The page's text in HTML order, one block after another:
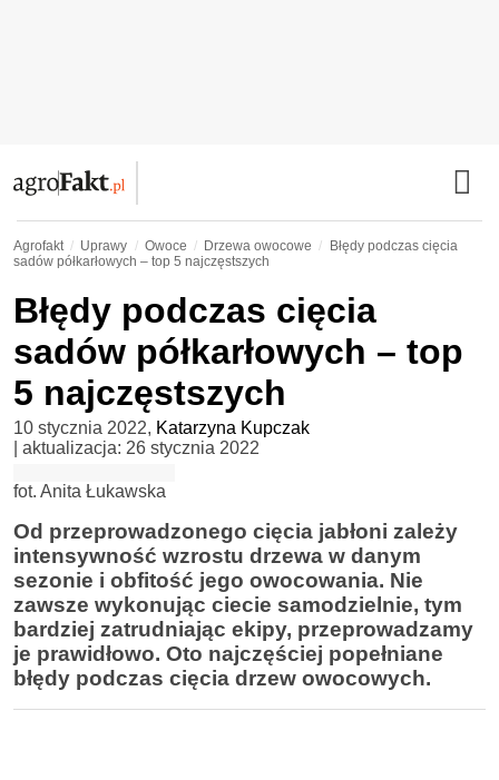
Agrofakt Uprawy Owoce Drzewa owocowe
Błędy podczas cięcia
sadów półkarłowych – top 5 najczęstszych
Błędy podczas cięcia
sadów półkarłowych – top
5 najczęstszych
10 stycznia 2022, Katarzyna Kupczak
| aktualizacja: 26 stycznia 2022
fot. Anita Łukawska
Od przeprowadzonego cięcia jabłoni zależy
intensywność wzrostu drzewa w danym
sezonie i obfitość jego owocowania. Nie
zawsze wykonując ciecie samodzielnie, tym
bardziej zatrudniając ekipy, przeprowadzamy
je prawidłowo. Oto najczęściej popełniane
błędy podczas cięcia drzew owocowych.